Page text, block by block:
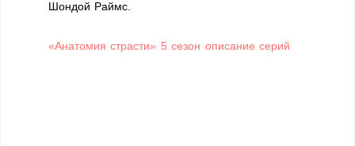
Шондой Раймс.
«Анатомия страсти» 5 сезон описание серий